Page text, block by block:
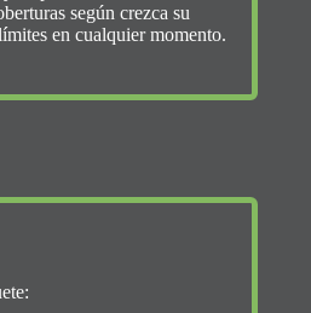
según crezca su
en cualquier momento.